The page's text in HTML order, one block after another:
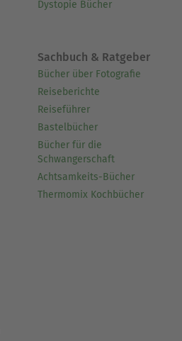
Dystopie Bücher
Sachbuch & Ratgeber
Bücher über Fotografie
Reiseberichte
Reiseführer
Bastelbücher
Bücher für die
Schwangerschaft
Achtsamkeits-Bücher
Thermomix Kochbücher